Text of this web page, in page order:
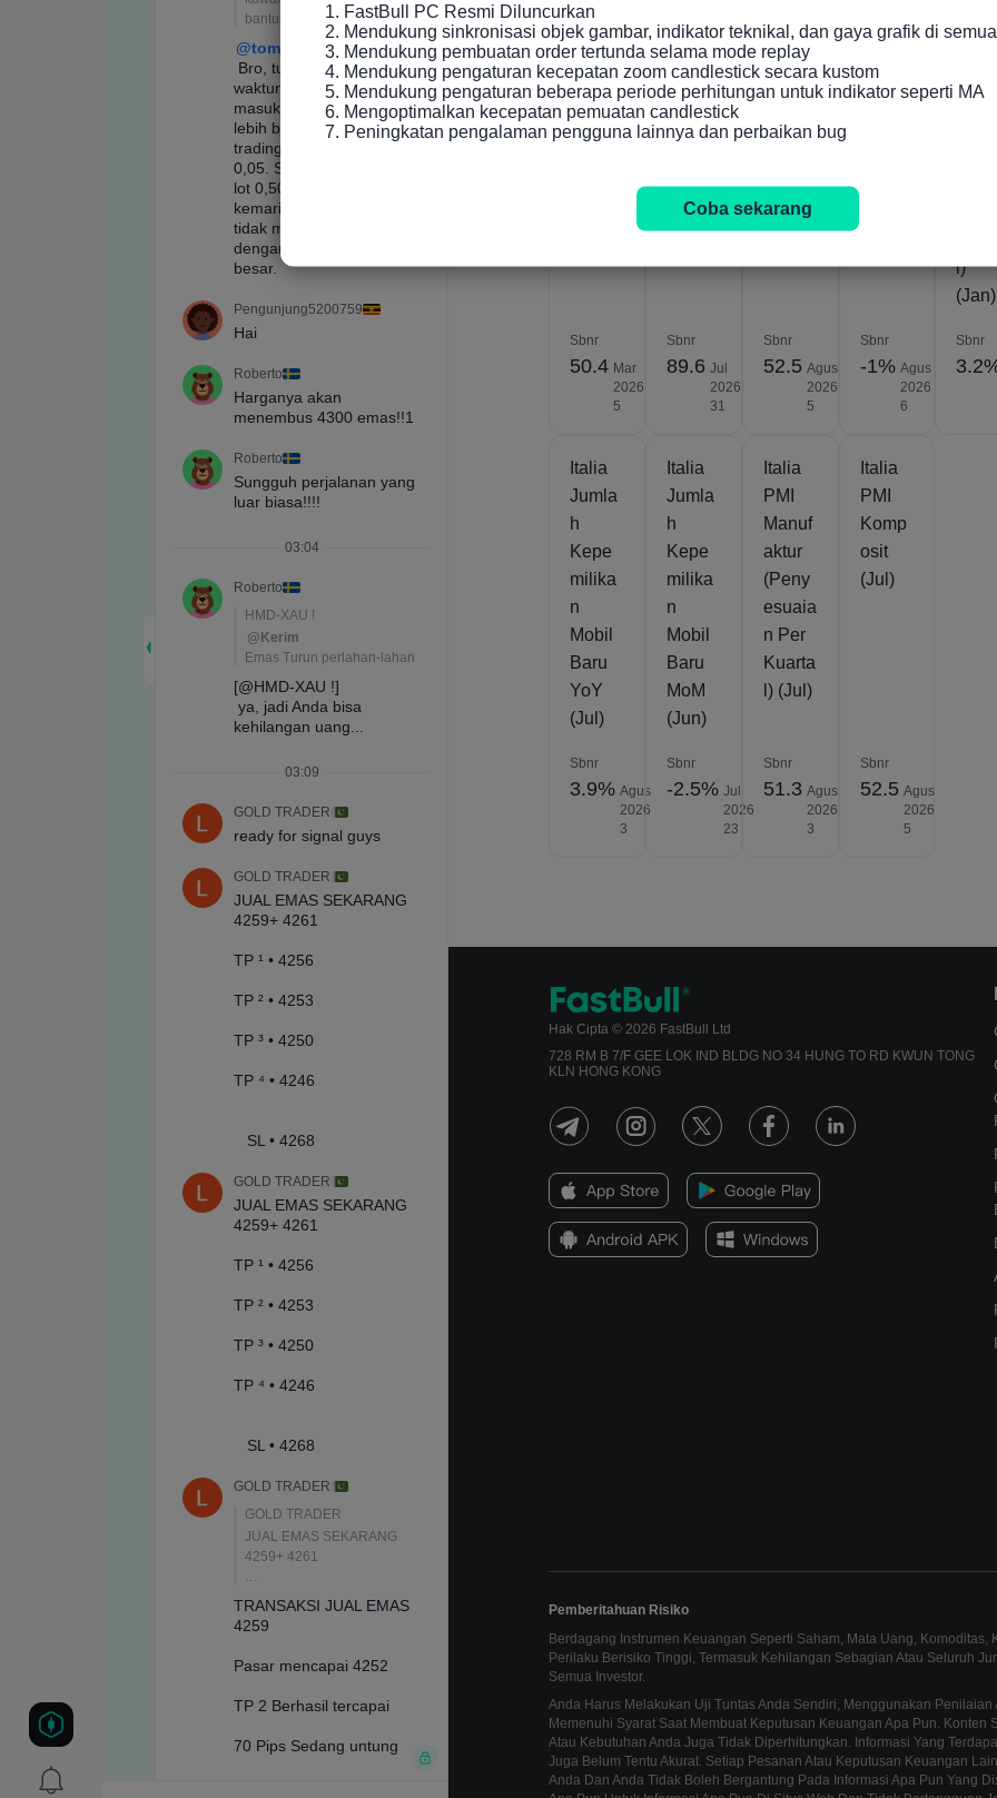
Konstr
uksi -
IHS
Markit
(Feb)
Sbnr
50.4 Mar
2026
5
Manuf
aktur
ISTAT
(Jul)
Sbnr
89.6 Jul
2026
31
esuaia
n Per
Kuarta
l) (Jul)
Sbnr
52.5 Agus
2026
5
esuaia
n Per
Kuarta
Sbnr
-1% Agus
2026
6
l)
(Jan)
Sbnr
Italia
Jumla
h
Kepe
milika
n
Mobil
Baru
YoY
(Jul)
Sbnr
3.9% Agus
2026
3
Italia
Jumla
h
Kepe
milika
n
Mobil
Baru
MoM
(Jun)
Sbnr
-2.5% Jul
2026
23
Italia
PMI
Manuf
aktur
(Peny
esuaia
n Per
Kuarta
l) (Jul)
Sbnr
51.3 Agus
2026
3
Italia
PMI
Komp
osit
(Jul)
Sbnr
52.5 Agus
2026
5
Hak Cipta © 2026 FastBull Ltd
728 RM B 7/F GEE LOK IND BLDG NO 34 HUNG TO RD KWUN TONG
KLN HONG KONG
Pemberitahuan Risiko
Berdagang Instrumen Keuangan Seperti Saham, Mata Uang,
Perilaku Berisiko Tinggi, Termasuk Kehilangan Sebagian Atau Seluruh
Semua Investor.
Anda Harus Melakukan Uji Tuntas Anda Sendiri, Menggunakan
Memenuhi Syarat Saat Membuat Keputusan Keuangan Apa Pun.
Atau Kebutuhan Anda Juga Tidak Diperhitungkan. Informasi Yang
Juga Belum Tentu Akurat. Setiap Pesanan Atau Keputusan Keuangan
Anda Dan Anda Tidak Boleh Bergantung Pada Informasi Apa Pun Yang
1. FastBull PC Resmi Diluncurkan
2. Mendukung sinkronisasi objek gambar, indikator teknikal, dan gaya grafik di
3. Mendukung pembuatan order tertunda selama mode replay
4. Mendukung pengaturan kecepatan zoom candlestick secara kustom
5. Mendukung pengaturan beberapa periode perhitungan untuk indikator seperti MA
6. Mengoptimalkan kecepatan pemuatan candlestick
7. Peningkatan pengalaman pengguna lainnya dan perbaikan bug
Coba sekarang